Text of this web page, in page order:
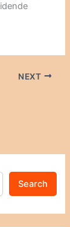
NEXT
Search